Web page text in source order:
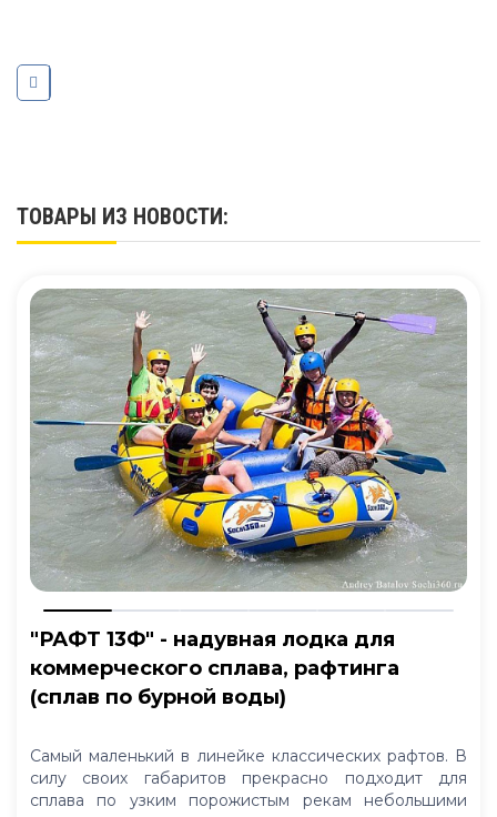
ТОВАРЫ ИЗ НОВОСТИ:
"РАФТ 13Ф" - надувная лодка для
коммерческого сплава, рафтинга
(сплав по бурной воды)
Самый маленький в линейке классических рафтов. В
силу своих габаритов прекрасно подходит для
сплава по узким порожистым рекам небольшими